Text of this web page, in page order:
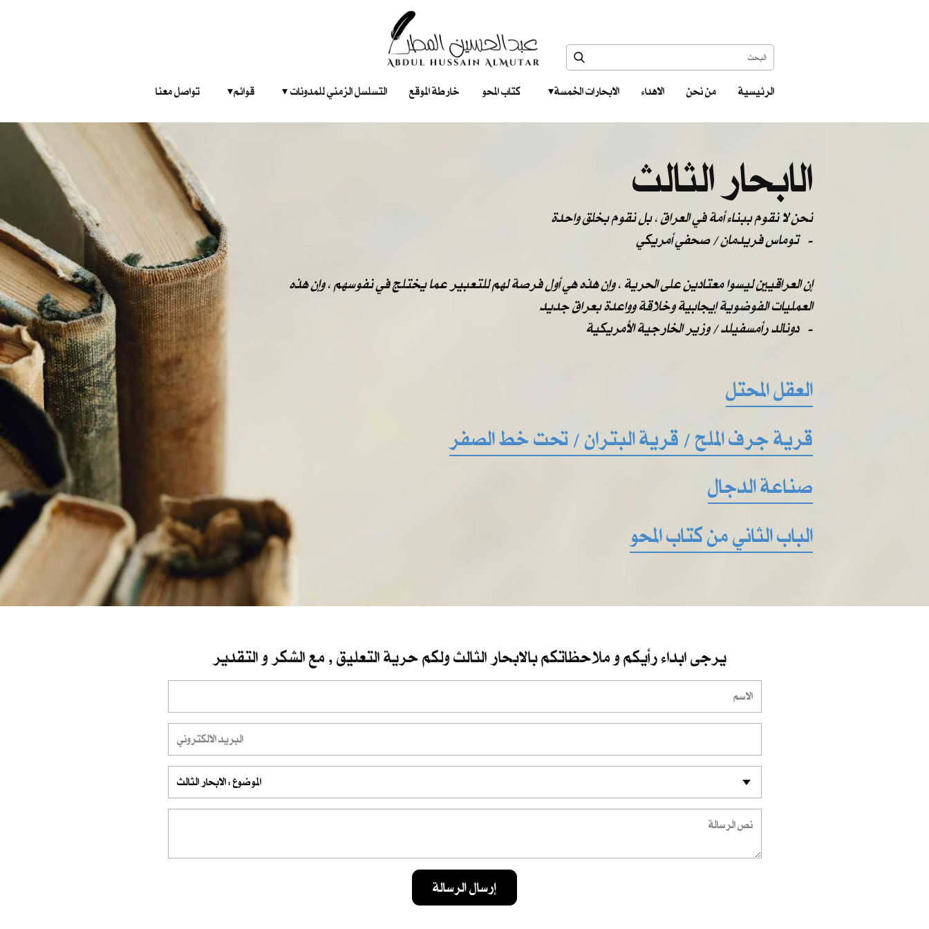
الرئيسية من نحن الاهداء الابحارات الخمسة ‎ ‎ ‎ كتاب المحو خارطة الموقع التسلسل الزمني للمدونات‎ ‎ ‎ ‎ ‎ قوائم‎ ‎ ‎ ‎ تواصل معنا
الابحار الثالث
نحن لا نقوم ببناء أمة في العراق ، بل نقوم بخلق واحدة
توماس فريدمان / صحفي أمريكي -
إن العراقيين ليسوا معتادين على الحرية ، وإن هذه هي أول فرصة لهم للتعبير عما يختلج في نفوسهم ، وإن هذه
العمليات الفوضوية إيجابية وخلاقة وواعدة بعراق جديد
دونالد رأمسفيلد / وزير الخارجية الأمريكية -
العقل المحتل
قرية جرف الملح / قرية البتران / تحت خط الصفر
صناعة الدجال
الباب الثاني من كتاب المحو
يرجى ابداء رأيكم و ملاحظاتكم بالابحار الثالث ولكم حرية التعليق , مع الشكر و التقدير
إرسال الرسالة